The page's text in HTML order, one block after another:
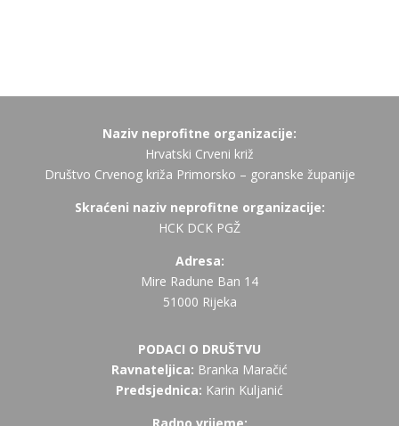
Naziv neprofitne organizacije:
Hrvatski Crveni križ
Društvo Crvenog križa Primorsko – goranske županije
Skraćeni naziv neprofitne organizacije:
HCK DCK PGŽ
Adresa:
Mire Radune Ban 14
51000 Rijeka
PODACI O DRUŠTVU
Ravnateljica: Branka Maračić
Predsjednica: Karin Kuljanić